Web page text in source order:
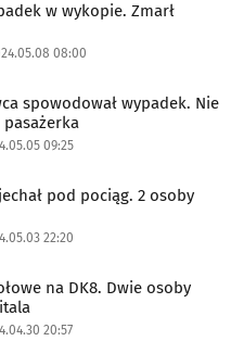
w wykopie. Zmarł
08:00
spowodował wypadek. Nie
09:25
pod pociąg. 2 osoby
22:20
na DK8. Dwie osoby
20:57